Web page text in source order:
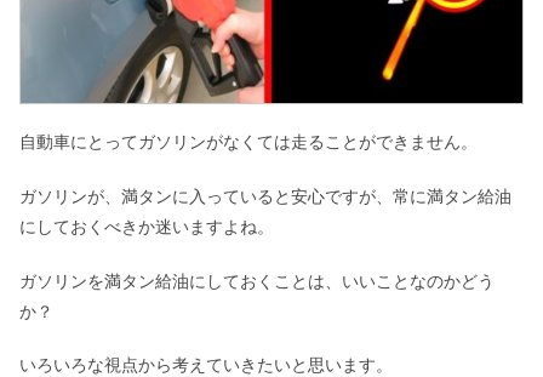
自動車にとってガソリンがなくては走ることができません。
ガソリンが、満タンに入っていると安心ですが、常に満タン給油
にしておくべきか迷いますよね。
ガソリンを満タン給油にしておくことは、いいことなのかどう
か？
いろいろな視点から考えていきたいと思います。